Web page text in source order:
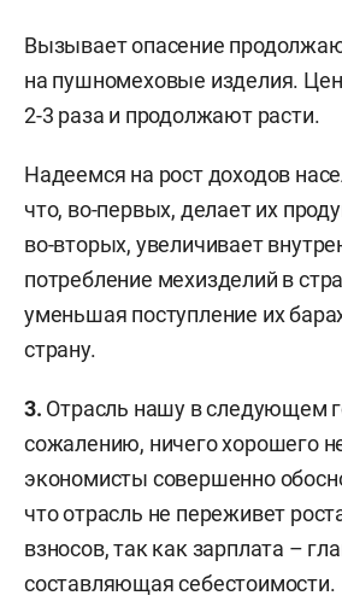
Вызывает опасение
на пушномеховые изделия.
2-3 раза и продолжают расти.
Надеемся на рост доходов
что, во-первых, делает их
во-вторых, увеличивает
потребление мехизделий в
уменьшая поступление их
страну.
3. Отрасль нашу в следующем
сожалению, ничего хорошего
экономисты совершенно
что отрасль не переживет
взносов, так как зарплата –
составляющая себестоимости.